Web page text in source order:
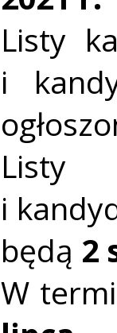
Listy
i
Listy
i
będą 2
W